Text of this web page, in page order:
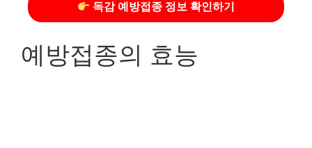
독감 예방접종 정보 확인하기
예방접종의 효능